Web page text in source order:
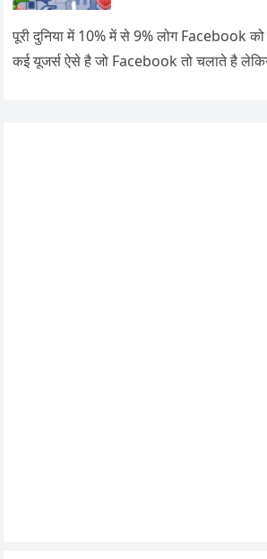
पूरी दुनिया में 10% में से 9% लोग Facebook
कई यूजर्स ऐसे है जो Facebook तो चलाते है